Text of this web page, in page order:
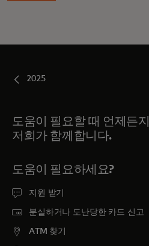
2025
도움이 필요할 때 언제든지
저희가 함께합니다.
도움이 필요하세요?
지원 받기
분실하거나 도난당한 카드 신고
ATM 찾기